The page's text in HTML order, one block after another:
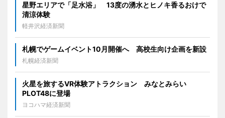
星野エリアで「足水浴」 13度の湧水とヒノキ香るおけで
清涼体験
軽井沢経済新聞
札幌でゲームイベント10月開催へ 高校生向け企画を新設
札幌経済新聞
火星を旅するVR体験アトラクション みなとみらい
PLOT48に登場
ヨコハマ経済新聞